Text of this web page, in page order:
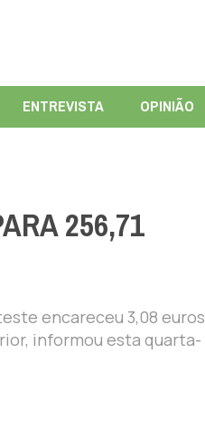
ENTREVISTA OPINIÃO
256,71
encareceu 3,08 euros
informou esta quarta-